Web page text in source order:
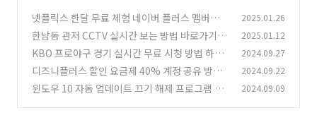
넷플릭스 한달 무료 체험 네이버 플러스 멤버십
활용 완벽 가이드
(0)
2025.01.26
한남동 관저 CCTV 실시간 보는 방법 바로가기
(0)
2025.01.12
KBO 프로야구 경기 실시간 무료 시청 방법 하이
라이트
(9)
2024.09.27
디즈니플러스 할인 요금제 40% 계정 공유 방법
저렴한 가격에 보기
(8)
2024.09.22
윈도우 10 자동 업데이트 끄기 해제 프로그램 간
2024.09.09